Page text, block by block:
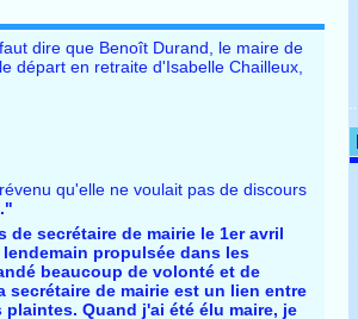
dire que Benoît Durand, le maire de
départ en retraite d'Isabelle Chailleux,
qu'elle ne voulait pas de discours
secrétaire de mairie le 1er avril
propulsée dans les
beaucoup de volonté et de
de mairie est un lien entre
Quand j'ai été élu maire, je